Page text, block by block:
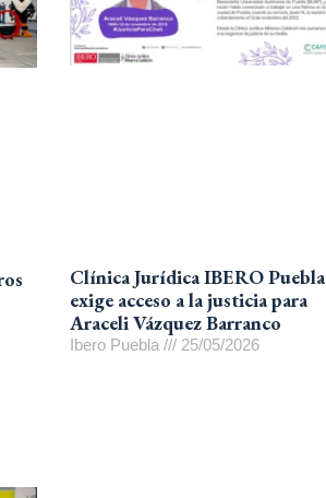
Clínica Jurídica IBERO Puebla
exige acceso a la justicia para
Araceli Vázquez Barranco
Ibero Puebla 25/05/2026